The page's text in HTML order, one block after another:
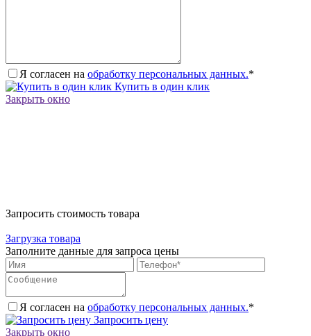
Я согласен на обработку персональных данных.*
Купить в один клик
Закрыть окно
Запросить стоимость товара
Загрузка товара
Заполните данные для запроса цены
Я согласен на обработку персональных данных.*
Запросить цену
Закрыть окно